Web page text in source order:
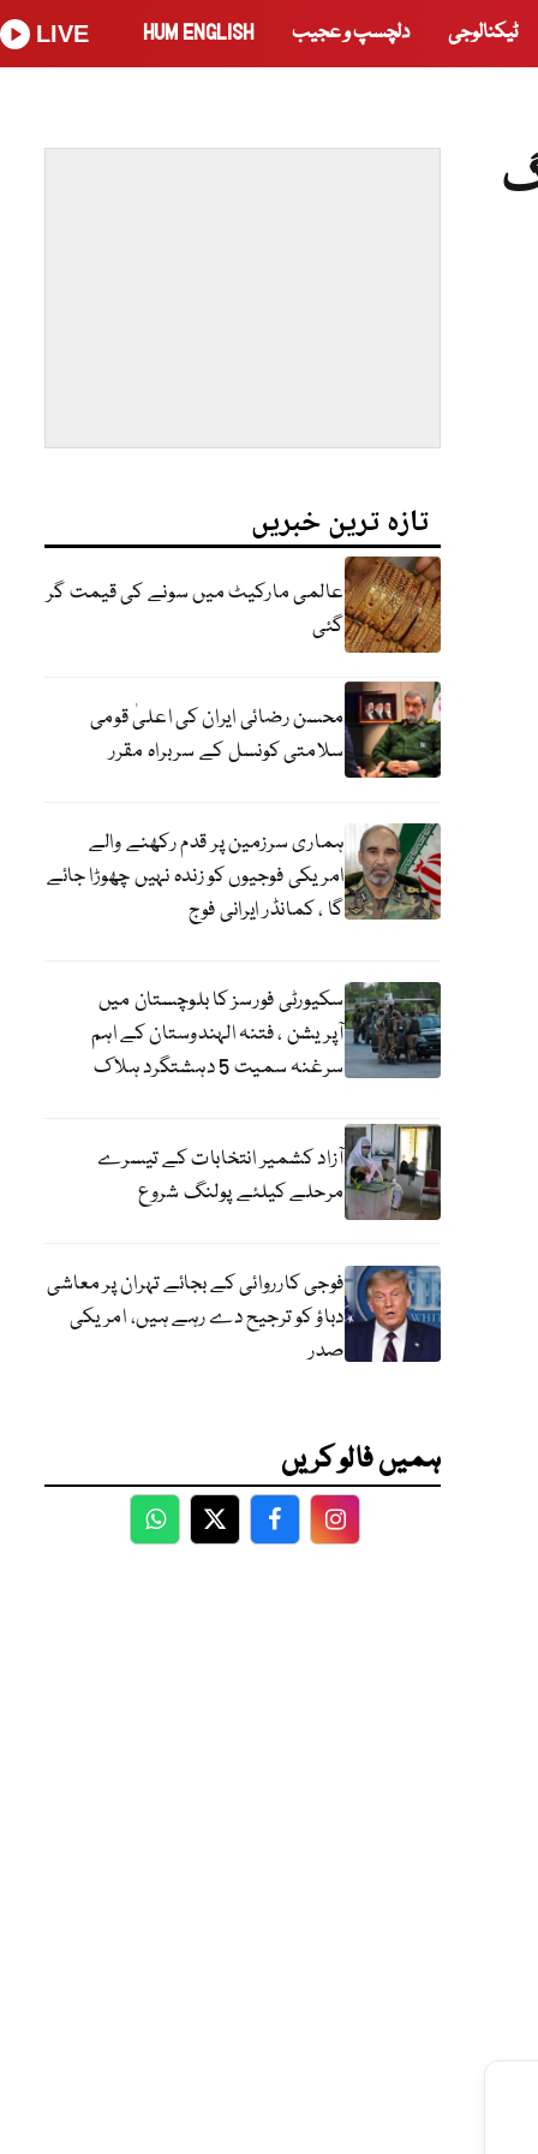
ٹیکنالوجی دلچسپ و عجیب HUM ENGLISH
LIVE
تازہ ترین خبریں
عالمی مارکیٹ میں سونے کی قیمت گر
گئی
محسن رضائی ایران کی اعلیٰ قومی
سلامتی کونسل کے سربراہ مقرر
ہماری سرزمین پر قدم رکھنے والے
امریکی فوجیوں کو زندہ نہیں چھوڑا جائے
گا ، کمانڈر ایرانی فوج
سکیورٹی فورسز کا بلوچستان میں
آپریشن ، فتنہ الہندوستان کے اہم
سرغنہ سمیت 5 دہشتگرد ہلاک
آزاد کشمیر انتخابات کے تیسرے
مرحلے کیلئے پولنگ شروع
فوجی کارروائی کے بجائے تہران پر معاشی
دباؤ کو ترجیح دے رہے ہیں، امریکی
صدر
ہمیں فالو کریں
WhatsApp
TwitterFacebookFacebook